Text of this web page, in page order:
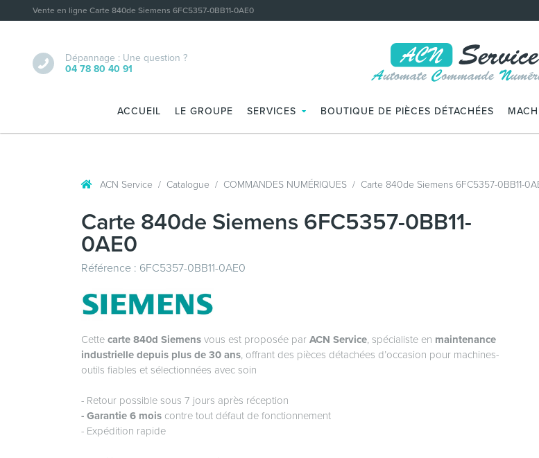
Vente en ligne Carte 840de Siemens 6FC5357-0BB11-0AE0
Dépannage : Une question ?
04 78 80 40 91
ACCUEIL LE GROUPE SERVICES BOUTIQUE DE PIÈCES DÉTACHÉES
ACN Service Catalogue COMMANDES NUMÉRIQUES Carte 840de Siemens 6FC5357-0BB11-
Carte 840de Siemens 6FC5357-0BB11-
0AE0
Référence : 6FC5357-0BB11-0AE0
Cette carte 840d Siemens vous est proposée par ACN Service, spécialiste en maintenance
industrielle depuis plus de 30 ans, offrant des pièces détachées d’occasion pour machines-
outils fiables et sélectionnées avec soin
- Retour possible sous 7 jours après réception
- Garantie 6 mois contre tout défaut de fonctionnement
- Expédition rapide